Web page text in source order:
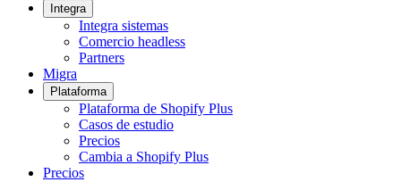
Integra
Integra sistemas
Comercio headless
Partners
Migra
Plataforma
Plataforma de Shopify Plus
Casos de estudio
Precios
Cambia a Shopify Plus
Precios